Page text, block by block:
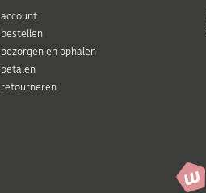
account
bestellen
bezorgen en ophalen
betalen
retourneren